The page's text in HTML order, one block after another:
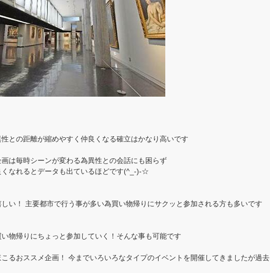
との距離が縮めやすく仲良くなる確立はかなり高いです
は毎時シーンが変わる為異性との会話にも困らず
なれるとデータも出ているほどです(^_-)-☆
い！ 主要都市で行う事が多い為買い物帰りにサクッと参加される方も多いです
物帰りにちょっと参加していく！そんな事も可能です
るおススメ企画！ 今までいろいろなタイプのイベントを開催してきましたが過去